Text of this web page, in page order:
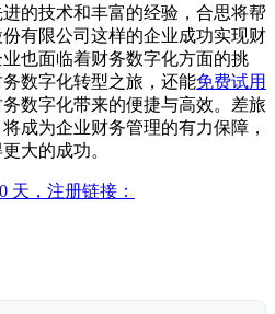
的技术和丰富的经验，合思将帮
有限公司这样的企业成功实现财
也面临着财务数字化方面的挑
数字化转型之旅，还能免费试用
数字化带来的便捷与高效。差旅
成为企业财务管理的有力保障，
大的成功。
天，注册链接：